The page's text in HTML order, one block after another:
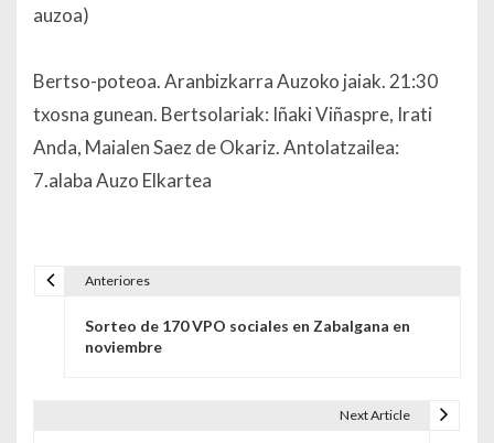
auzoa)
Bertso-poteoa. Aranbizkarra Auzoko jaiak. 21:30
txosna gunean. Bertsolariak: Iñaki Viñaspre, Irati
Anda, Maialen Saez de Okariz. Antolatzailea:
7.alaba Auzo Elkartea
Anteriores
Sorteo de 170 VPO sociales en Zabalgana en
noviembre
Next Article